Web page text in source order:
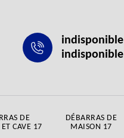
indisponible
indisponible
DE
CAVE 17
DÉBARRAS DE
MAISON 17